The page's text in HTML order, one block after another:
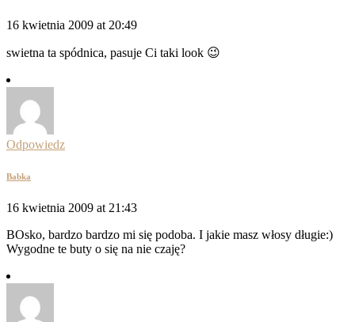
16 kwietnia 2009 at 20:49
swietna ta spódnica, pasuje Ci taki look 😉
Odpowiedz
Babka
16 kwietnia 2009 at 21:43
BOsko, bardzo bardzo mi się podoba. I jakie masz włosy długie:)
Wygodne te buty o się na nie czaję?